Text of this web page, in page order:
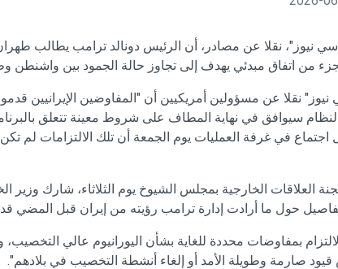
نقلا عن مصادر، أن الرئيس دونالد ترامب يطالب طهران
من اتفاق مبدئي يهدف إلى تجاوز حالة الجمود بين واشنطن
نقلا عن مسؤولين أمريكيين أن "المفاوضين الإيرانيين
سيوافق في نهاية المطاف على شروط معينة تتعلق بالبرنامج
في غرفة العمليات يوم الجمعة أن تلك الالتزامات لم تكن
العلاقات الخارجية بمجلس الشيوخ يوم الثلاثاء، شارك وزير
حول ما أرادت إدارة ترامب رؤيته من إيران قبل المضي
بمفاوضات محددة للغاية بشأن اليورانيوم عالي التخصيب،
صارمة وطويلة الأمد أو إلغاء أنشطة التخصيب في بلادهم".